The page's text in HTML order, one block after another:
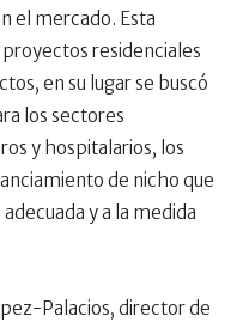
el mercado. Esta
residenciales
en su lugar se buscó
los sectores
y hospitalarios, los
de nicho que
y a la medida
Palacios, director de